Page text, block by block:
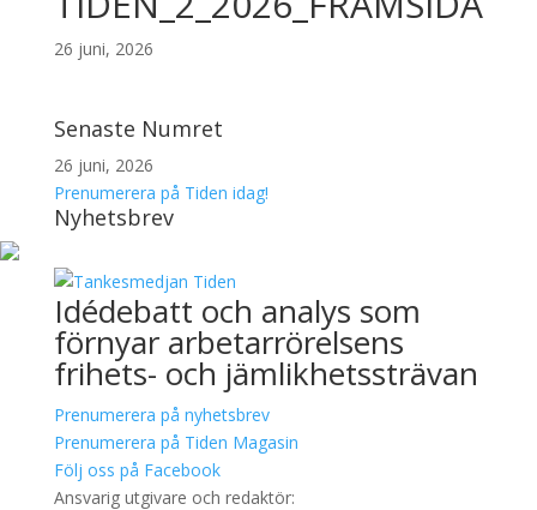
26 juni, 2026
Senaste Numret
26 juni, 2026
Prenumerera på Tiden idag!
Nyhetsbrev
Idédebatt och analys som
förnyar arbetarrörelsens
frihets- och jämlikhetssträvan
Prenumerera på nyhetsbrev
Prenumerera på Tiden Magasin
Följ oss på Facebook
Ansvarig utgivare och redaktör: